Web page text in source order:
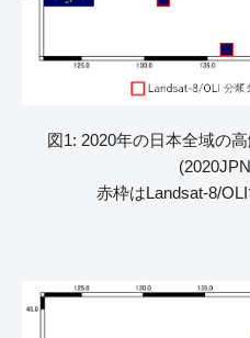
図1: 2020年の日本全域の
赤枠はLandsat-8/